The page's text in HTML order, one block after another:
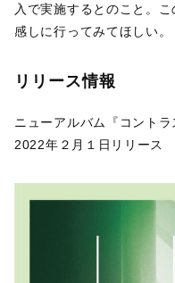
入で実施するとのこと。
感しに行ってみてほしい。
リリース情報
ニューアルバム『コントラ
2022年２月１日リリース